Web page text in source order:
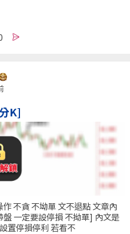
K]
不貪 不坳單 文不退點 文章內
一定要設停損 不拗單] 內文是
置停損停利 若看不